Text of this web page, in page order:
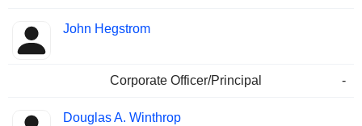
John Hegstrom
Corporate Officer/Principal -
Douglas A. Winthrop